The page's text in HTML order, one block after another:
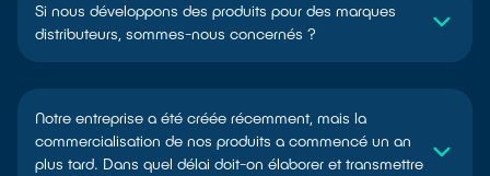
Si nous développons des produits pour des marques
distributeurs, sommes-nous concernés ?
Notre entreprise a été créée récemment, mais la
commercialisation de nos produits a commencé un an
plus tard. Dans quel délai doit-on élaborer et transmettre